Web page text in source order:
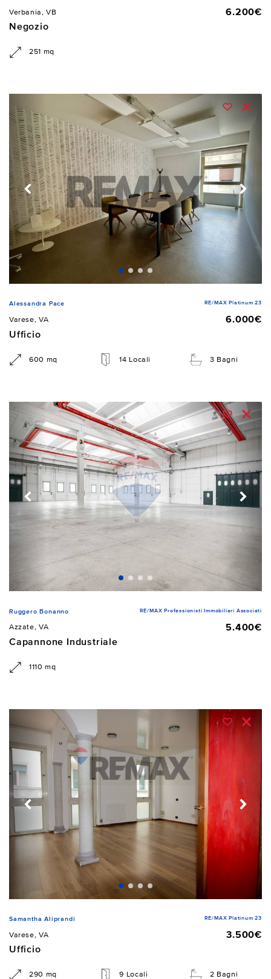
Verbania, VB
6.200€
Negozio
251 mq
Alessandra Pace RE/MAX Platinum 23
Varese, VA
6.000€
Ufficio
600 mq 14 Locali 3 Bagni
Ruggero Bonanno RE/MAX Professionisti Immobiliari Associati
Azzate, VA
5.400€
Capannone Industriale
1110 mq
Samantha Aliprandi RE/MAX Platinum 23
Varese, VA
3.500€
Ufficio
290 mq 9 Locali 2 Bagni